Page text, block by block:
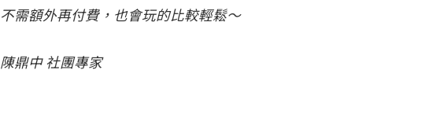
不需額外再付費，也會玩的比較輕鬆～
陳鼎中 社團專家